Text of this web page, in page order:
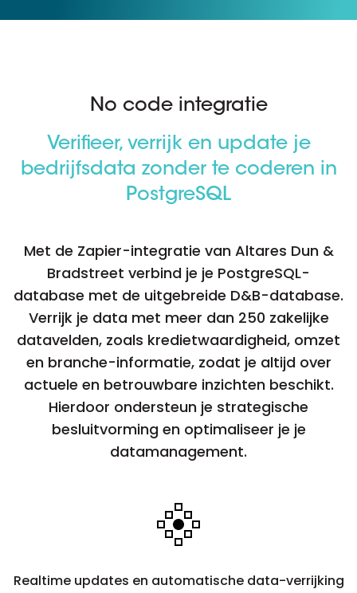
No code integratie
Verifieer, verrijk en update je
bedrijfsdata zonder te coderen in
PostgreSQL
Met de Zapier-integratie van Altares Dun &
Bradstreet verbind je je PostgreSQL-
database met de uitgebreide D&B-database.
Verrijk je data met meer dan 250 zakelijke
datavelden, zoals kredietwaardigheid, omzet
en branche-informatie, zodat je altijd over
actuele en betrouwbare inzichten beschikt.
Hierdoor ondersteun je strategische
besluitvorming en optimaliseer je je
datamanagement.
Realtime updates en automatische data-verrijking